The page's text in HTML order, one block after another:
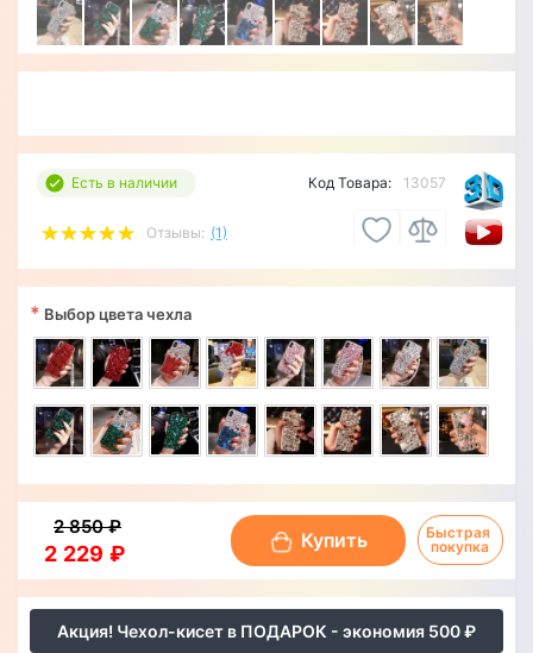
Есть в наличии
Отзывы: (1)
Код Товара: 13057
Акция! Чехол-кисет в ПОДАРОК - экономия 500 ₽
* Выбор цвета чехла
2 229 ₽
2 850 ₽
Купить
Быстрая
покупка